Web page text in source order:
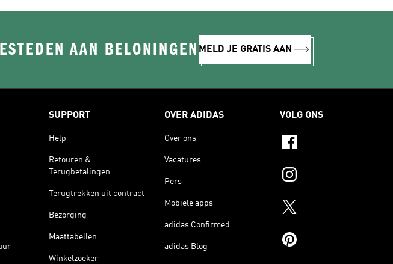
AAN BELONINGEN MELD JE GRATIS AAN
SUPPORT
Help
Retouren &
Terugbetalingen
Terugtrekken uit contract
Bezorging
Maattabellen
Winkelzoeker
OVER ADIDAS
Over ons
Vacatures
Pers
Mobiele apps
adidas Confirmed
adidas Blog
VOLG ONS